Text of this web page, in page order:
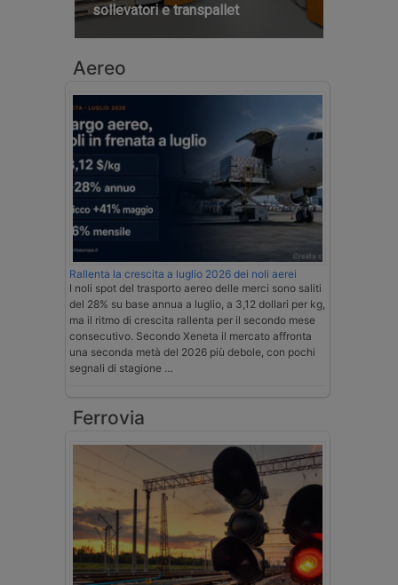
sollevatori e transpallet
Aereo
Rallenta la crescita a luglio 2026 dei noli aerei
I noli spot del trasporto aereo delle merci sono saliti
del 28% su base annua a luglio, a 3,12 dollari per kg,
ma il ritmo di crescita rallenta per il secondo mese
consecutivo. Secondo Xeneta il mercato affronta
una seconda metà del 2026 più debole, con pochi
segnali di stagione …
Ferrovia